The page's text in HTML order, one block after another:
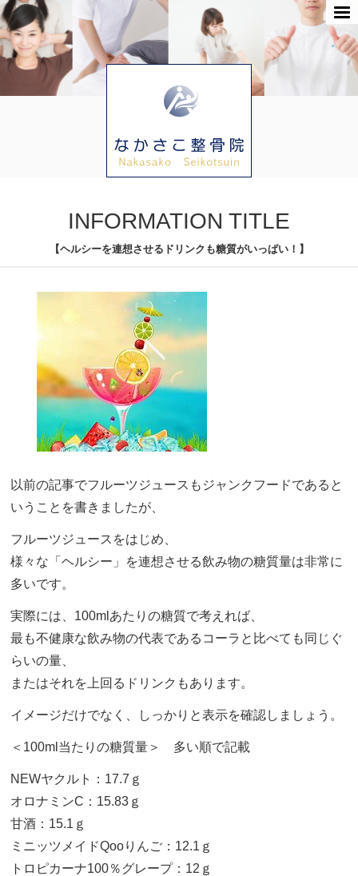
INFORMATION TITLE
【ヘルシーを連想させるドリンクも糖質がいっぱい！】
以前の記事でフルーツジュースもジャンクフードであると
いうことを書きましたが、
フルーツジュースをはじめ、
様々な「ヘルシー」を連想させる飲み物の糖質量は非常に
多いです。
実際には、100mlあたりの糖質で考えれば、
最も不健康な飲み物の代表であるコーラと比べても同じぐ
らいの量、
またはそれを上回るドリンクもあります。
イメージだけでなく、しっかりと表示を確認しましょう。
＜100ml当たりの糖質量＞ 多い順で記載
NEWヤクルト：17.7ｇ
オロナミンC：15.83ｇ
甘酒：15.1ｇ
ミニッツメイドQooりんご：12.1ｇ
トロピカーナ100％グレープ：12ｇ